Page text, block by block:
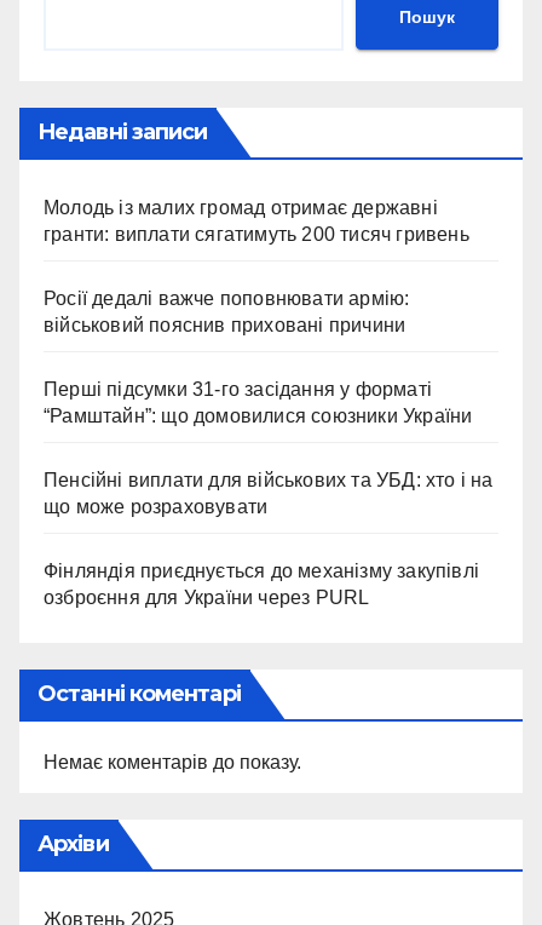
Пошук
Недавні записи
Молодь із малих громад отримає державні
гранти: виплати сягатимуть 200 тисяч гривень
Росії дедалі важче поповнювати армію:
військовий пояснив приховані причини
Перші підсумки 31-го засідання у форматі
“Рамштайн”: що домовилися союзники України
Пенсійні виплати для військових та УБД: хто і на
що може розраховувати
Фінляндія приєднується до механізму закупівлі
озброєння для України через PURL
Останні коментарі
Немає коментарів до показу.
Архіви
Жовтень 2025